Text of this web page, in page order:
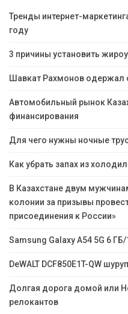
Тренды интернет-
году
3 причины установить
Шавкат Рахмонов одержал
Автомобильный рынок
финансирования
Для чего нужны ночные
Как убрать запах из
В Казахстане двум
колонии за призывы
присоединения к России»
Samsung Galaxy A54 5G 6
DeWALT DCF850E1T-QW
Долгая дорога домой или
релокантов